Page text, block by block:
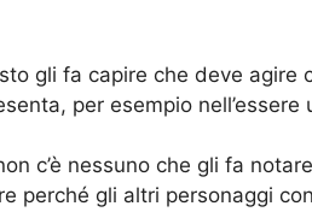
gli fa capire che deve agire
per esempio nell’essere
c’è nessuno che gli fa
perché gli altri personaggi